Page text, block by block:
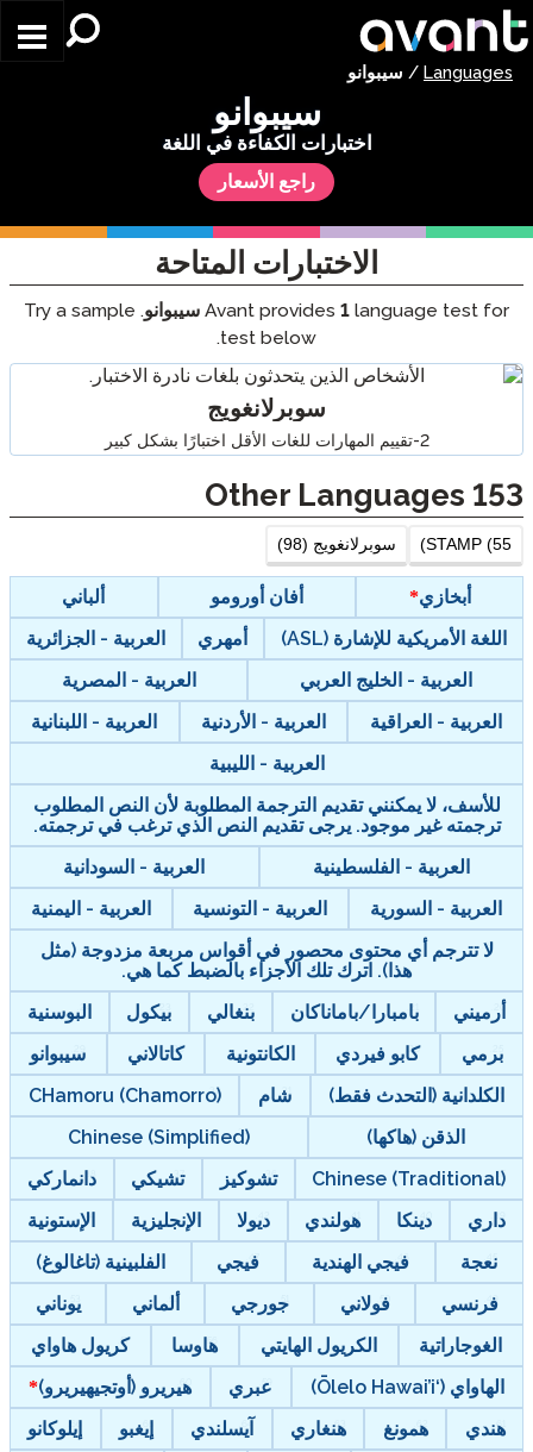
Skip to main content
Languages
/ سيبوانو
سيبوانو
اختبارات الكفاءة في اللغة
راجع الأسعار
الاختبارات المتاحة
Avant provides 1 language test for سيبوانو . Try a sample
test below.
سوبرلانغويج
2-تقييم المهارات للغات الأقل اختبارًا بشكل كبير
153
STAMP (55) سوبرلانغويج (98)
أبخازي أفان أورومو
ألباني
اللغة الأمريكية للإشارة (ASL)
أمهري
العربية - الجزائرية
العربية - الخليج العربي
العربية - المصرية
العربية - العراقية
العربية - الأردنية
العربية - اللبنانية
العربية - الليبية
للأسف، لا يمكنني تقديم الترجمة المطلوبة لأن النص المطلوب
ترجمته غير موجود. يرجى تقديم النص الذي ترغب في ترجمته.
العربية - الفلسطينية
العربية - السودانية
العربية - السورية
العربية - التونسية
العربية - اليمنية
لا تترجم أي محتوى محصور في أقواس مربعة مزدوجة (مثل
هذا). اترك تلك الأجزاء بالضبط كما هي.
أرميني
بامبارا/باماناكان بنغالي بيكول
البوسنية
برمي
كابو فيردي الكانتونية كاتالاني
سيبوانو
الكلدانية (التحدث فقط)
شام
CHamoru (Chamorro)
الذقن (هاكها)
Chinese (Simplified)
Chinese (Traditional)
تشوكيز تشيكي
دانماركي
داري
دينكا هولندي ديولا الإنجليزية
الإستونية
نعجة
فيجي الهندية فيجي
الفلبينية (تاغالوغ)
فرنسي
فولاني جورجي ألماني
يوناني
الغوجاراتية
الكريول الهايتي هاوسا
كريول هاواي
الهاواي (‘Ōlelo Hawai’i)
عبري
هيريرو (أوتجيهيريرو)
هندي
همونغ هنغاري آيسلندي إيغبو
إيلوكانو